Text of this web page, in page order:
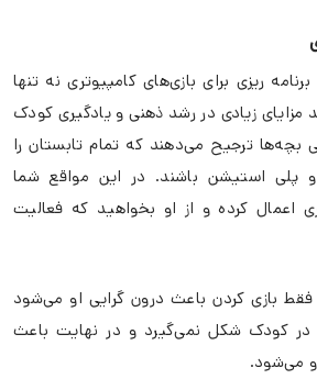
ریزی برای بازی‌های کامپیوتری نه تنها
زیادی در رشد ذهنی و یادگیری کودک
بچه‌ها ترجیح می‌دهند که تمام تابستان را
و پلی استیشن باشند. در این مواقع شما
اعمال کرده و از او بخواهید که فعالیت
بازی کردن باعث درون گرایی او می‌شود
در کودک شکل نمی‌گیرد و در نهایت باعث
می‌شود.